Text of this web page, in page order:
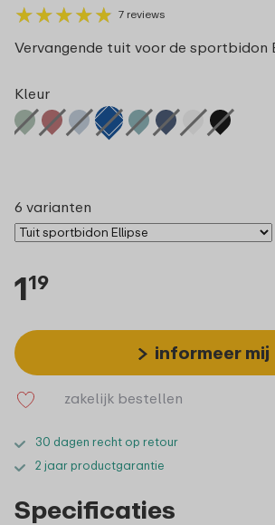
★★★★★
★★★★★ 7 reviews
Vervangende tuit voor de sportbidon
Kleur
6 varianten
119
informeer mij
zakelijk bestellen
30 dagen recht op retour
2 jaar productgarantie
Specificaties